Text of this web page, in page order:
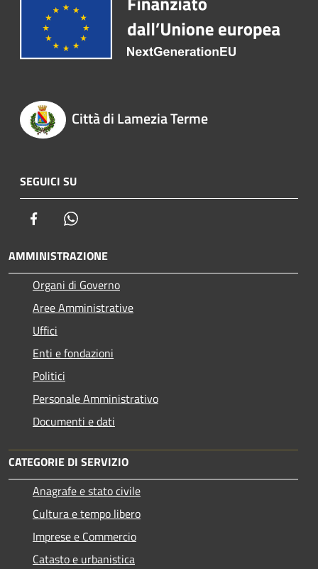
Città di Lamezia Terme
SEGUICI SU
Facebook
AMMINISTRAZIONE
Organi di Governo
Aree Amministrative
Uffici
Enti e fondazioni
Politici
Personale Amministrativo
Documenti e dati
CATEGORIE DI SERVIZIO
Anagrafe e stato civile
Cultura e tempo libero
Imprese e Commercio
Catasto e urbanistica